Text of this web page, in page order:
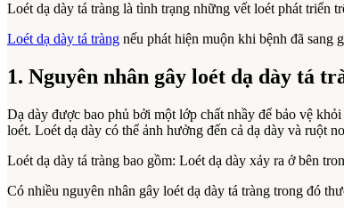
Loét dạ dày tá tràng là tình trạng những vết loét phát triển
Loét dạ dày tá tràng nếu phát hiện muộn khi bệnh đã sang
1. Nguyên nhân gây loét dạ dày tá
Dạ dày được bao phủ bởi một lớp chất nhầy để bảo vệ
loét. Loét dạ dày có thể ảnh hưởng đến cả dạ dày và ruột
Loét dạ dày tá tràng bao gồm: Loét dạ dày xảy ra ở bên
Có nhiều nguyên nhân gây loét dạ dày tá tràng trong đó